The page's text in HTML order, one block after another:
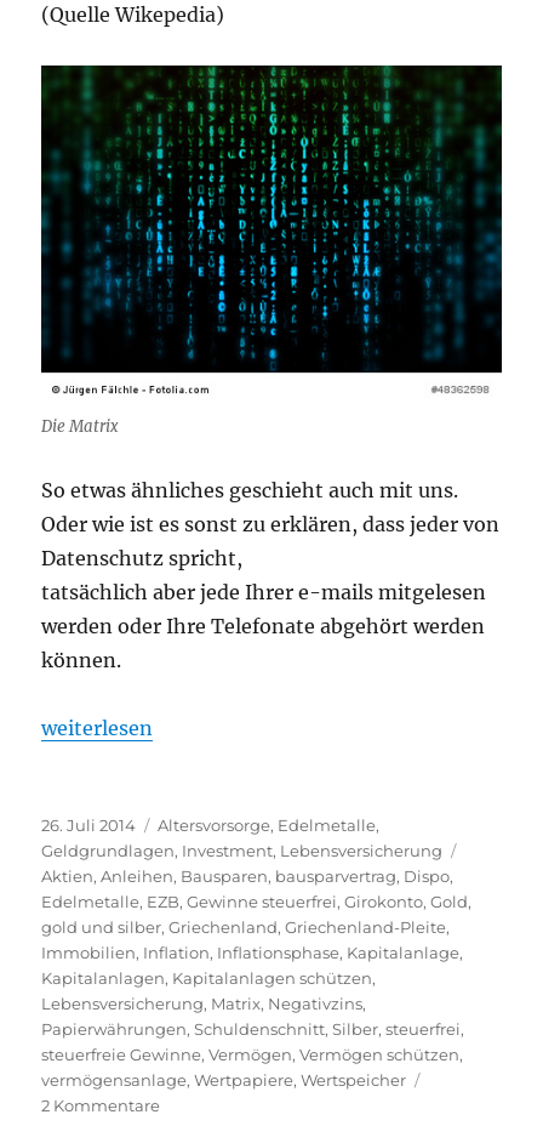
(Quelle Wikepedia)
Die Matrix
So etwas ähnliches geschieht auch mit uns.
Oder wie ist es sonst zu erklären, dass jeder von
Datenschutz spricht,
tatsächlich aber jede Ihrer e-mails mitgelesen
werden oder Ihre Telefonate abgehört werden
können.
„Steigen Sie aus der Matrix aus und schützen Sie
weiterlesen
Veröffentlicht
am
26. Juli 2014 Kategorien
Altersvorsorge, Edelmetalle,
Geldgrundlagen, Investment, Lebensversicherung
Aktien,Anleihen, Bausparen, bausparvertrag, Dispo,
Edelmetalle, EZB,Gewinne steuerfrei,Girokonto,Gold,
gold und silber,Griechenland,Griechenland-Pleite,
Immobilien, Inflation, Inflationsphase, Kapitalanlage,
Kapitalanlagen, Kapitalanlagen schützen,
Lebensversicherung, Matrix, Negativzins,
Papierwährungen,Schuldenschnitt,Silber,steuerfrei,
steuerfreie Gewinne,Vermögen,Vermögen schützen,
vermögensanlage,Wertpapiere,Wertspeicher
2 Kommentarezu